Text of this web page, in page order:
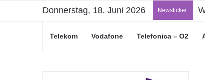
Donnerstag, 18. Juni 2026 Newsticker:
Telekom Vodafone Telefonica – O2